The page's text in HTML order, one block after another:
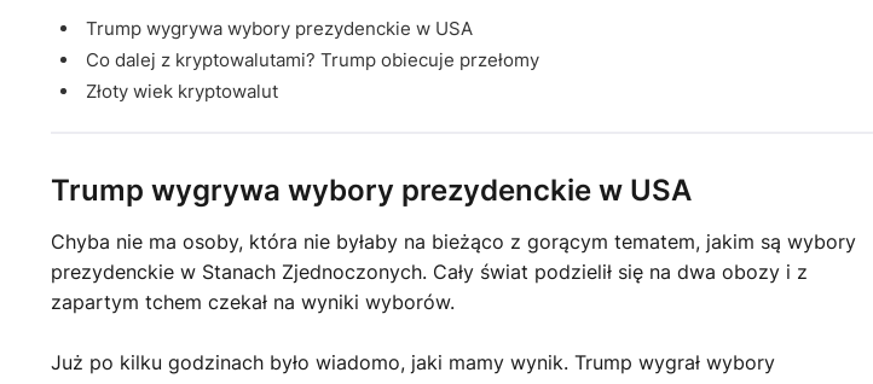
Trump wygrywa wybory prezydenckie w USA
Co dalej z kryptowalutami? Trump obiecuje przełomy
Złoty wiek kryptowalut
Trump wygrywa wybory prezydenckie w USA
Chyba nie ma osoby, która nie byłaby na bieżąco z gorącym tematem, jakim są wybory
prezydenckie w Stanach Zjednoczonych. Cały świat podzielił się na dwa obozy i z
zapartym tchem czekał na wyniki wyborów.
Już po kilku godzinach było wiadomo, jaki mamy wynik. Trump wygrał wybory